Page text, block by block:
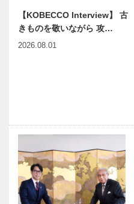
【KOBECCO Interview】 古
きものを敬いながら 攻…
2026.08.01